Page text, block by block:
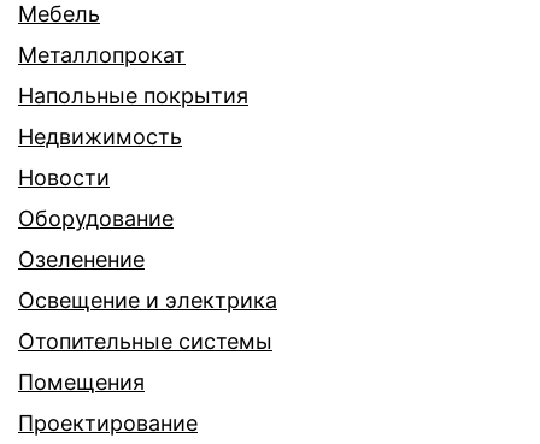
Мебель
Металлопрокат
Напольные покрытия
Недвижимость
Новости
Оборудование
Озеленение
Освещение и электрика
Отопительные системы
Помещения
Проектирование